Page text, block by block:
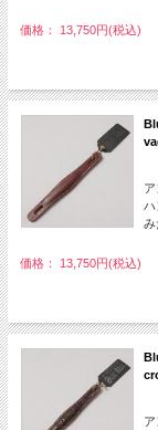
価格： 13,750円(税込)
ハ
み
価格： 13,750円(税込)